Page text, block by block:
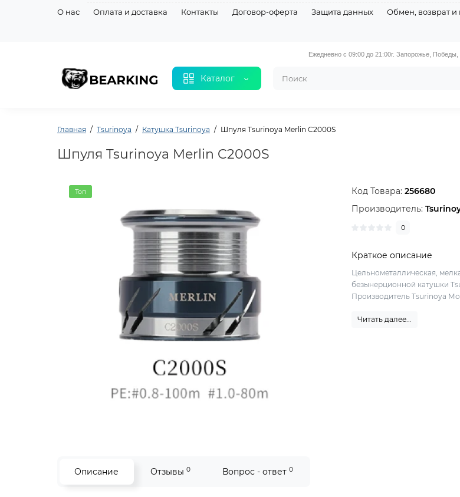
О нас Оплата и доставка Контакты Договор-оферта Защита данных Обмен, возврат и
Каталог
Ежедневно с 09:00 до 21:00г. Запорожье, Победы,
Главная Tsurinoya Катушка Tsurinoya Шпуля Tsurinoya Merlin C2000S
Шпуля Tsurinoya Merlin C2000S
Топ Код Товара:256680
Производитель:
0
Краткое описание
Цельнометаллическая,
безынерционной катушки
Производитель Tsurinoya
Читать далее...
Описание Отзывы 0 Вопрос - ответ 0